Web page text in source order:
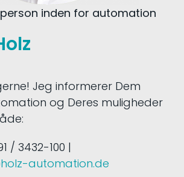
inden for automation
Jeg informerer Dem
og Deres muligheder
/ 3432-100 |
automation.de